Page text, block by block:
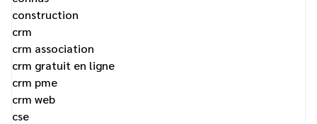
construction
crm
crm association
crm gratuit en ligne
crm pme
crm web
cse